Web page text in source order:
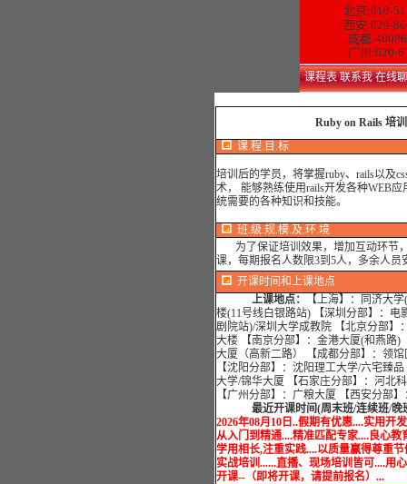
北京:010-
西安:029-
成都
广州:020-
课程表 联系我 在线聊
Ruby on Rails 培训
课.程.目.标
培训后的学员，将掌握ruby、rails以及
术， 能够熟练使用rails开发各种WEB
统需要的各种知识和技能。
班.级.规.模.及.环.境
为了保证培训效果，增加互动环节
课，每期报名人数限3到5人，多余人员
开课时间和上课地点
上课地点：
【上海】：同济大
楼(11号线白银路站) 【深圳分部】：电
剧院站)/深圳大学成教院 【北京分部】
大楼 【南京分部】：金港大厦(和燕路)
大厦（高新二路） 【成都分部】：领
【沈阳分部】：沈阳理工大学/六宅臻
大学/锦华大厦 【石家庄分部】：河北
【广州分部】：广粮大厦 【西安分部
最近开课时间(周末班/连续班/晚
2026年08月10日..假期有优惠....实用开
从入门到精通....精准匹配专家....良心教
学用相长,注重实践....以质量赢得尊重
实战培训......直播、现场培训皆可....用
开课--（即将开课，请提前报名）...